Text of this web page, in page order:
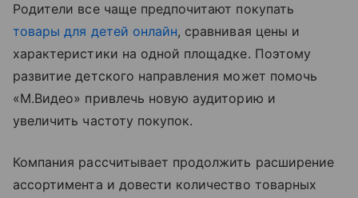
Родители все чаще предпочитают покупать
товары для детей онлайн, сравнивая цены и
характеристики на одной площадке. Поэтому
развитие детского направления может помочь
«М.Видео» привлечь новую аудиторию и
увеличить частоту покупок.
Компания рассчитывает продолжить расширение
ассортимента и довести количество товарных